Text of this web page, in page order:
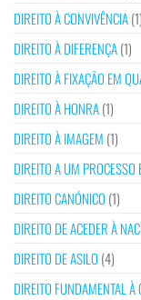
DIREITO À CONVIVÊNCIA(1)
DIREITO À DIFERENÇA(1)
DIREITO À FIXAÇÃO EM
DIREITO À HONRA(1)
DIREITO À IMAGEM (1)
DIREITO A UM PROCESSO
DIREITO CANÓNICO (1)
DIREITO DE ACEDER À
DIREITO DE ASILO (4)
DIREITO FUNDAMENTAL À